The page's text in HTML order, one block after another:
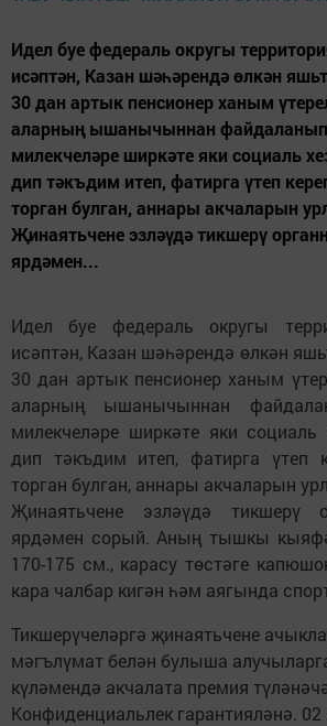
Идел буе федераль округы
исәптән, Казан шәһәрендә өлкән
30 дан артык пенсионер ханым
аларның ышанычыннан
милекчеләре ширкәте яки социаль
дип тәкъдим итеп, фатирга үтеп
торган булган, аннары акчаларын
Җинаятьчене эзләүдә тикшерү
ярдәмен...
Идел буе федераль округы
исәптән, Казан шәһәрендә өлкән
30 дан артык пенсионер ханым
аларның ышанычыннан
милекчеләре ширкәте яки социаль
дип тәкъдим итеп, фатирга үтеп
торган булган, аннары акчаларын
Җинаятьчене эзләүдә тикшерү
ярдәмен сорый. Аның тышкы
170-175 см., карасу төстәге
кара чалбар кигән һәм аягында
Тикшерүчеләргә җинаятьчене
мәгълүмат белән булыша
күләмендә акчалата премия
Конфиденциальлек гарантияләнә. 02